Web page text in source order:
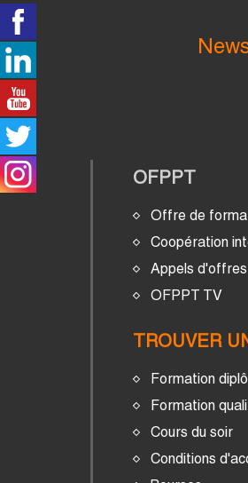
OFPPT
Offre de
Coopération
Appels d'offres
OFPPT TV
TROUVER
Formation
Formation
Cours du soir
Conditions